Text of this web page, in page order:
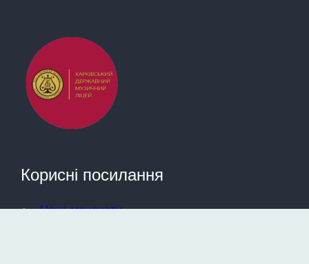
Корисні посилання
Наші меценати